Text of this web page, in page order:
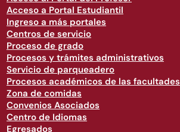
Acceso a Portal Estudiantil
Ingreso a más portales
Centros de servicio
Proceso de grado
Procesos y trámites administrativos
Servicio de parqueadero
Procesos académicos de las facultades
Zona de comidas
Convenios Asociados
Centro de Idiomas
Egresados